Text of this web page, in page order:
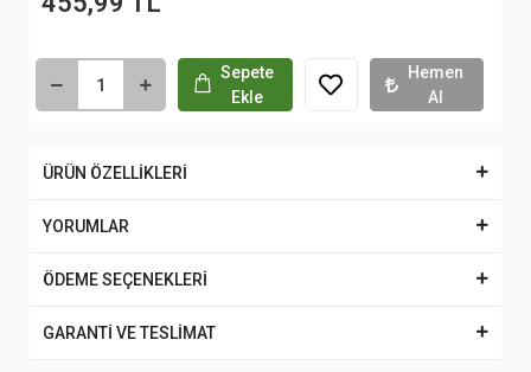
Sepete
Ekle
Hemen
Al
ÜRÜN ÖZELLİKLERİ
YORUMLAR
ÖDEME SEÇENEKLERİ
GARANTİ VE TESLİMAT